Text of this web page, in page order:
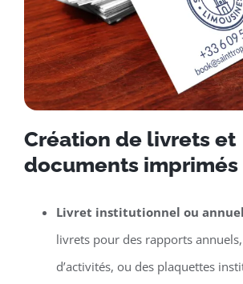
Création de livrets et
documents imprimés
Livret institutionnel ou annuel
livrets pour des rapports
d’activités, ou des plaquettes